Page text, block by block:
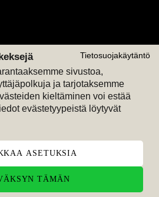
Tietosuojakäytäntö
sivustoa,
ja tarjotaksemme
kieltäminen voi estää
evästetyypeistä löytyvät
ASETUKSIA
TÄMÄN
Seuraa meitä